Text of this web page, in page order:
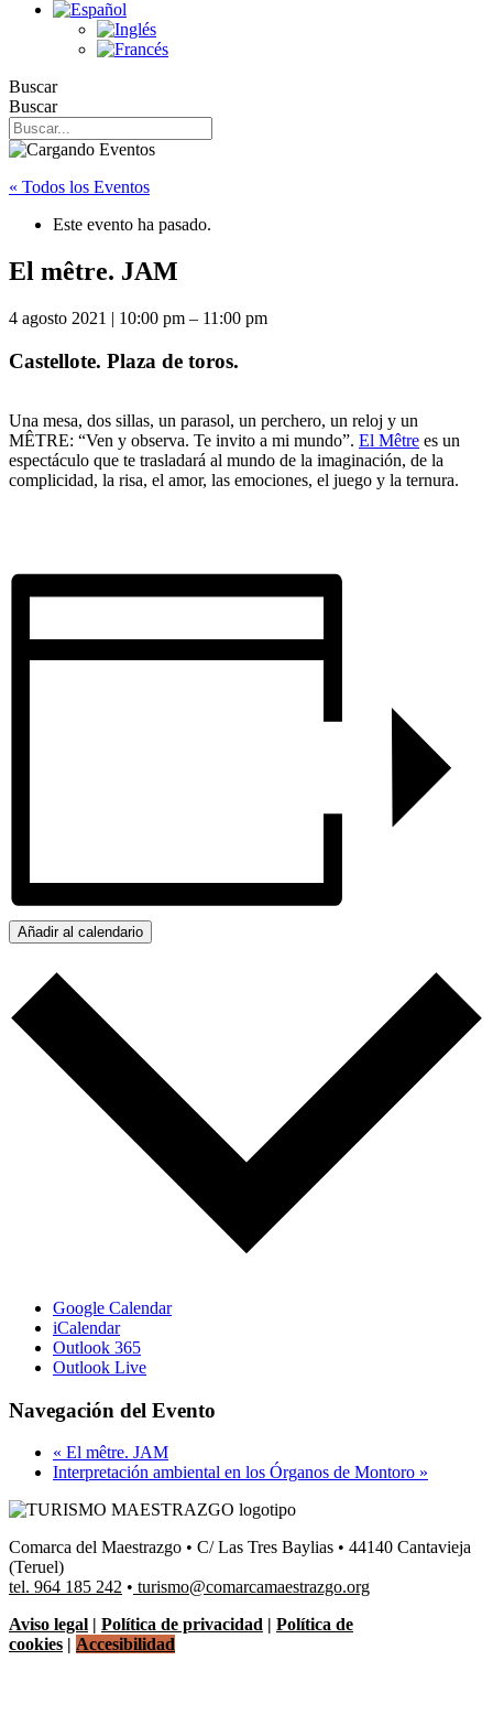
Buscar
Buscar
« Todos los Eventos
Este evento ha pasado.
El mêtre. JAM
4 agosto 2021 | 10:00 pm – 11:00 pm
Castellote. Plaza de toros.
Una mesa, dos sillas, un parasol, un perchero, un reloj y un
MÊTRE: “Ven y observa. Te invito a mi mundo”. El Mêtre es un
espectáculo que te trasladará al mundo de la imaginación, de la
complicidad, la risa, el amor, las emociones, el juego y la ternura.
Añadir al calendario
Google Calendar
iCalendar
Outlook 365
Outlook Live
Navegación del Evento
« El mêtre. JAM
Interpretación ambiental en los Órganos de Montoro »
Comarca del Maestrazgo • C/ Las Tres Baylias • 44140 Cantavieja
(Teruel)
tel. 964 185 242 • turismo@comarcamaestrazgo.org
Aviso legal | Política de privacidad | Política de
cookies | Accesibilidad